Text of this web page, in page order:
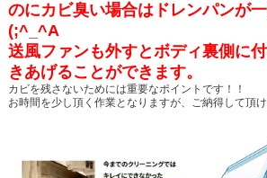
のにカビ臭い場合はドレンパンが
(;^_^A
送風ファンも外すとボディ裏側に
きあげることができます。
カビを残さないためには重要なポイントです！！
お時間を少し頂く作業となりますが、ご納得して頂け